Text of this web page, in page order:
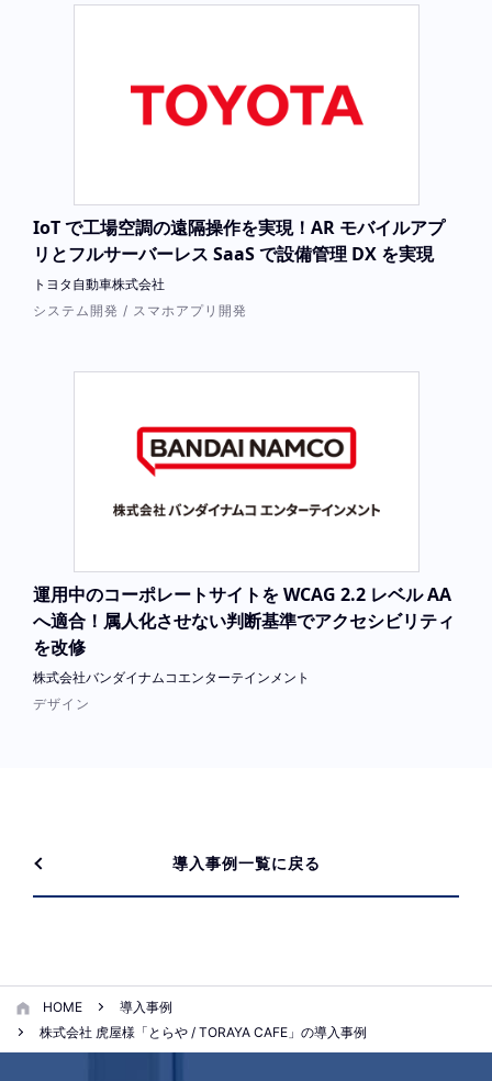
IoT で工場空調の遠隔操作を実現！AR モバイルアプ
リとフルサーバーレス SaaS で設備管理 DX を実現
トヨタ自動車株式会社
システム開発 / スマホアプリ開発
運用中のコーポレートサイトを WCAG 2.2 レベル AA
へ適合！属人化させない判断基準でアクセシビリティ
を改修
株式会社バンダイナムコエンターテインメント
デザイン
導入事例一覧に戻る
HOME
導入事例
株式会社 虎屋様「とらや / TORAYA CAFE」の導入事例